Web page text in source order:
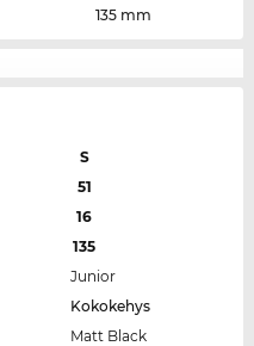
135 mm
S
51
16
135
Junior
Kokokehys
Matt Black